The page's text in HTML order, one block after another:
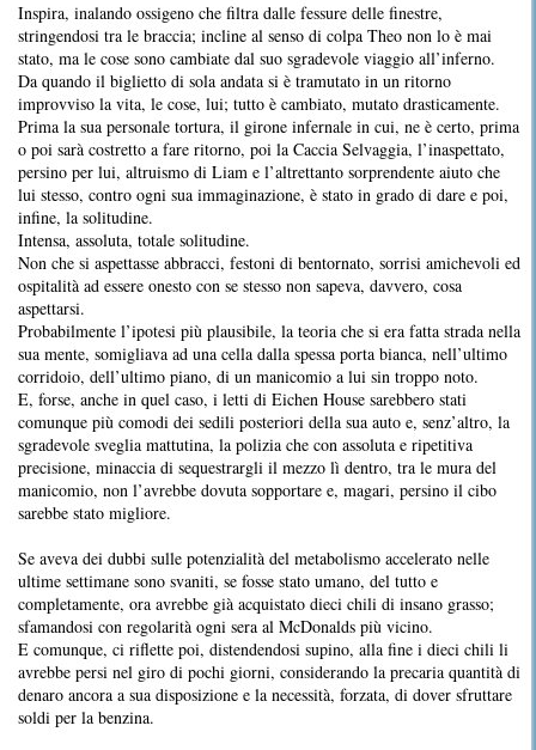
Inspira, inalando ossigeno che filtra dalle fessure delle finestre,
stringendosi tra le braccia; incline al senso di colpa Theo non lo è mai
stato, ma le cose sono cambiate dal suo sgradevole viaggio all’inferno.
Da quando il biglietto di sola andata si è tramutato in un ritorno
improvviso la vita, le cose, lui; tutto è cambiato, mutato drasticamente.
Prima la sua personale tortura, il girone infernale in cui, ne è certo, prima
o poi sarà costretto a fare ritorno, poi la Caccia Selvaggia, l’inaspettato,
persino per lui, altruismo di Liam e l’altrettanto sorprendente aiuto che
lui stesso, contro ogni sua immaginazione, è stato in grado di dare e poi,
infine, la solitudine.
Intensa, assoluta, totale solitudine.
Non che si aspettasse abbracci, festoni di bentornato, sorrisi amichevoli ed
ospitalità ad essere onesto con se stesso non sapeva, davvero, cosa
aspettarsi.
Probabilmente l’ipotesi più plausibile, la teoria che si era fatta strada nella
sua mente, somigliava ad una cella dalla spessa porta bianca, nell’ultimo
corridoio, dell’ultimo piano, di un manicomio a lui sin troppo noto.
E, forse, anche in quel caso, i letti di Eichen House sarebbero stati
comunque più comodi dei sedili posteriori della sua auto e, senz’altro, la
sgradevole sveglia mattutina, la polizia che con assoluta e ripetitiva
precisione, minaccia di sequestrargli il mezzo lì dentro, tra le mura del
manicomio, non l’avrebbe dovuta sopportare e, magari, persino il cibo
sarebbe stato migliore.
Se aveva dei dubbi sulle potenzialità del metabolismo accelerato nelle
ultime settimane sono svaniti, se fosse stato umano, del tutto e
completamente, ora avrebbe già acquistato dieci chili di insano grasso;
sfamandosi con regolarità ogni sera al McDonalds più vicino.
E comunque, ci riflette poi, distendendosi supino, alla fine i dieci chili li
avrebbe persi nel giro di pochi giorni, considerando la precaria quantità di
denaro ancora a sua disposizione e la necessità, forzata, di dover sfruttare
soldi per la benzina.